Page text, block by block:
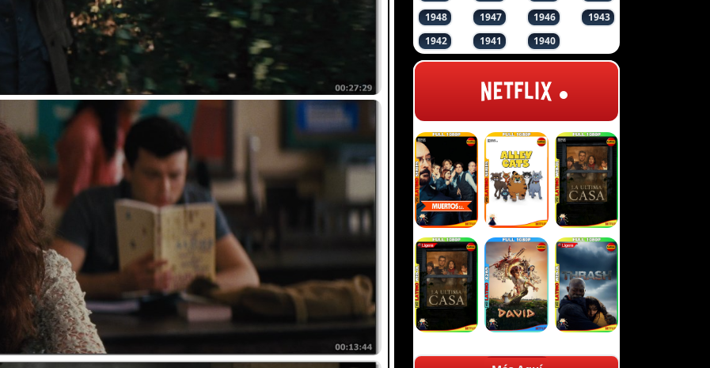
1948
1947 1946
1943
1942
1941 1940